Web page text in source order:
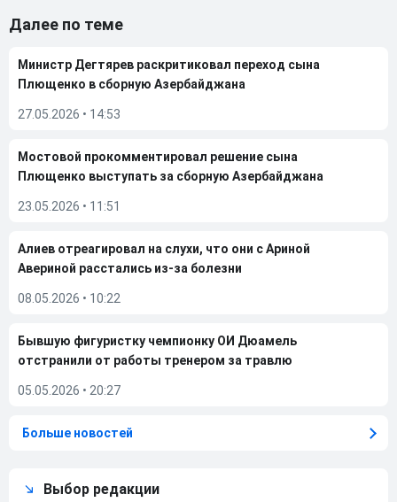
Далее по теме
Министр Дегтярев раскритиковал переход сына
Плющенко в сборную Азербайджана
27.05.2026 • 14:53
Мостовой прокомментировал решение сына
Плющенко выступать за сборную Азербайджана
23.05.2026 • 11:51
Алиев отреагировал на слухи, что они с Ариной
Авериной расстались из-за болезни
08.05.2026 • 10:22
Бывшую фигуристку чемпионку ОИ Дюамель
отстранили от работы тренером за травлю
05.05.2026 • 20:27
Больше новостей
Выбор редакции